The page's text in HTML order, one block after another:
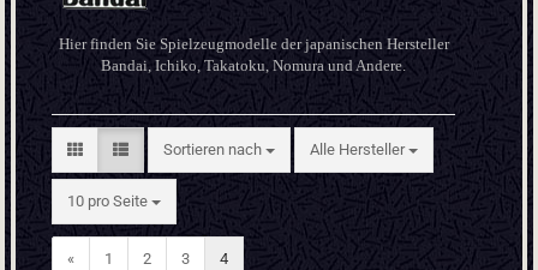
Hier finden Sie Spielzeugmodelle der japanischen Hersteller
Bandai, Ichiko, Takatoku, Nomura und Andere.
Sortieren nach
Sortieren nach Alle Hersteller
10 pro Seite
pro Seite
« 1 2 3 4